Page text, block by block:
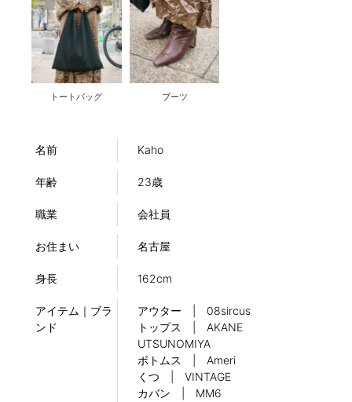
トートバッグ ブーツ
名前 Kaho
年齢 23歳
職業 会社員
お住まい 名古屋
身長 162cm
アイテム｜ブラ
ンド
アウター | 08sircus
トップス | AKANE
UTSUNOMIYA
ボトムス | Ameri
くつ | VINTAGE
カバン | MM6